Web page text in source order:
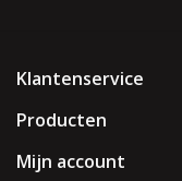
Klantenservice
Producten
Mijn account